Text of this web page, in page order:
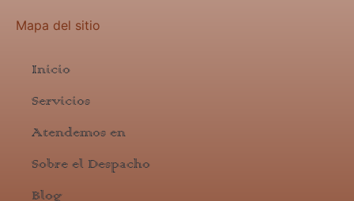
Mapa del sitio
Inicio
Servicios
Atendemos en
Sobre el Despacho
Blog